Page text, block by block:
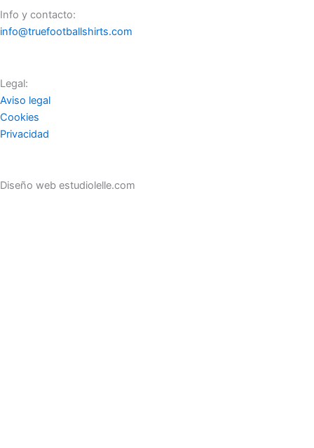
Info y contacto:
info@truefootballshirts.com
Legal:
Aviso legal
Cookies
Privacidad
Diseño web estudiolelle.com